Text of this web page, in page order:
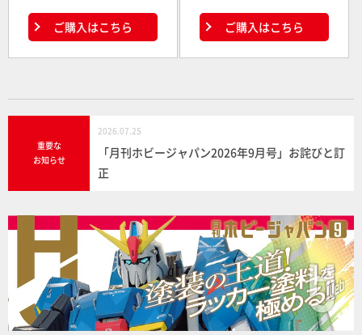
ご購入はこちら ご購入はこちら
重要な
お知らせ
2026.07.25
「月刊ホビージャパン2026年9月号」お詫びと訂
正